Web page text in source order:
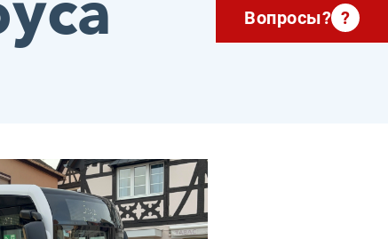
Вопросы? ?